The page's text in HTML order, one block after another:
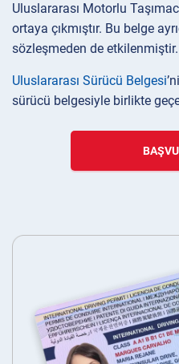
Uluslararası Motorlu
ortaya çıkmıştır. Bu belge
sözleşmeden de etkilenmiştir.
Uluslararası Sürücü Belgesi
sürücü belgesiyle birlikte